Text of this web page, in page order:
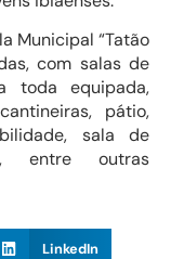
“Tatão
com salas de
toda equipada,
pátio,
sala de
entre outras
LinkedIn